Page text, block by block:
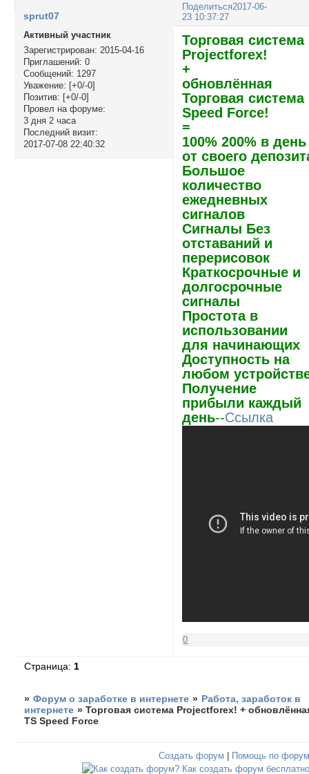
Поделиться2017-06-
23 10:37:27
sprut07
Активный участник
Зарегистрирован: 2015-04-16
Приглашений: 0
Сообщений: 1297
Уважение: [+0/-0]
Позитив: [+0/-0]
Провел на форуме:
3 дня 2 часа
Последний визит:
2017-07-08 22:40:32
Торговая система
Projectforex!
+
обновлённая
Торговая система
Speed Force!
=
100% 200% в день
от своего
Большое
количество
ежедневных
сигналов
Сигналы Без
отставаний и
перерисовок
Краткосрочные и
долгосрочные
сигналы
Простота в
использовании
для начинающих
Доступность на
любом
Получение
прибыли каждый
день--Ссылка
0
Страница: 1
» Форум о заработке в интернете » Работа, заработок в
интернете »Торговая система Projectforex! +
ТS Speed Force
Создать форум Помощь по